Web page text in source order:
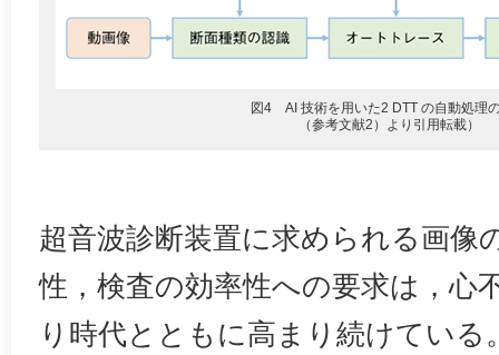
図4 AI 技術を用いた2 DTT の自動処理
（参考文献2）より引用転載）
超音波診断装置に求められる画像
性，検査の効率性への要求は，心
り時代とともに高まり続けている